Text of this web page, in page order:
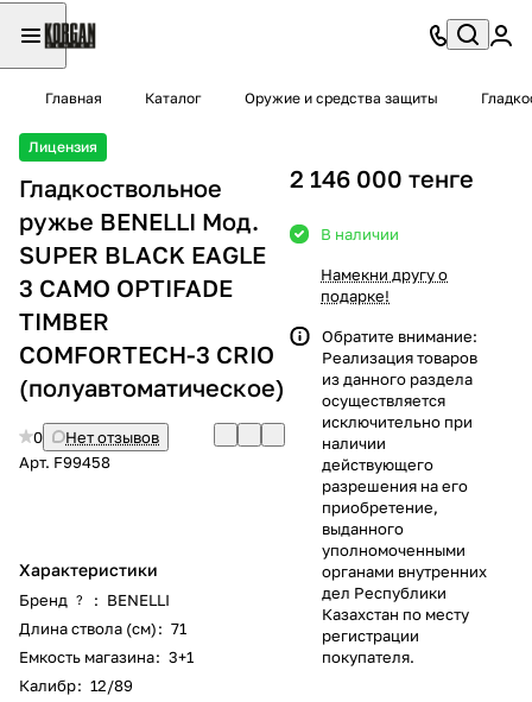
Главная Каталог Оружие и средства защиты
Лицензия
Гладкоствольное
ружье BENELLI Moд.
SUPER BLACK EAGLE
3 CAMO OPTIFADE
TIMBER
COMFORTECH-3 CRIO
(полуавтоматическое)
0
Нет отзывов
Арт. F99458
Характеристики
Бренд ? : BENELLI
Длина ствола (см): 71
Емкость магазина: 3+1
Калибр: 12/89
2 146 000 тенге
В наличии
Намекни другу о
подарке!
Обратите внимание:
Реализация товаров
из данного раздела
осуществляется
исключительно при
наличии
действующего
разрешения на его
приобретение,
выданного
уполномоченными
органами внутренних
дел Республики
Казахстан по месту
регистрации
покупателя.